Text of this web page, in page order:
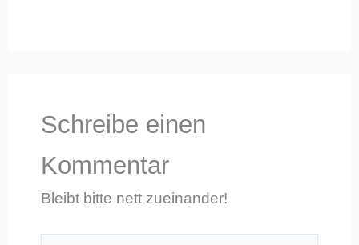
Schreibe einen
Kommentar
Bleibt bitte nett zueinander!